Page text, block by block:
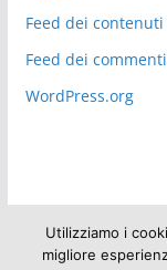
r
i
Feed dei contenuti
Feed dei commenti
WordPress.org
Utilizziamo i
migliore